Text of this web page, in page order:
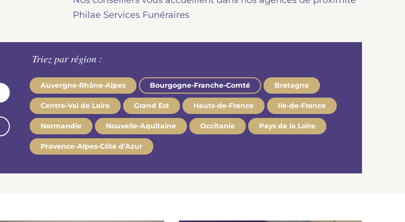
Philae Services Funéraires
Triez par région :
Auvergne-Rhône-Alpes Bourgogne-Franche-Comté Bretagne
Centre-Val de Loire Grand Est Hauts-de-France Ile-de-France
Normandie Nouvelle-Aquitaine Occitanie Pays de la Loire
Provence-Alpes-Côte d’Azur